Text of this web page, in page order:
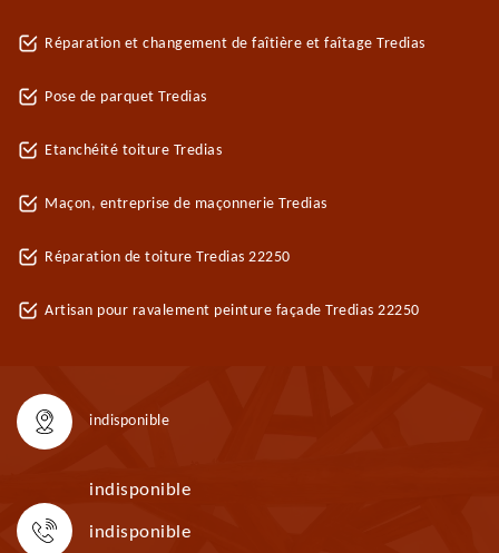
Réparation et changement de faîtière et faîtage Tredias
Pose de parquet Tredias
Etanchéité toiture Tredias
Maçon, entreprise de maçonnerie Tredias
Réparation de toiture Tredias 22250
Artisan pour ravalement peinture façade Tredias 22250
indisponible
indisponible
indisponible